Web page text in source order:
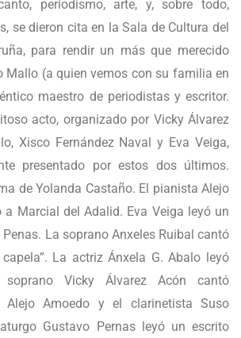
periodismo, arte, y, sobre todo,
se dieron cita en la Sala de Cultura del
para rendir un más que merecido
Mallo (a quien vemos con su familia en
maestro de periodistas y escritor.
acto, organizado por Vicky Álvarez
Xisco Fernández Naval y Eva Veiga,
presentado por estos dos últimos.
de Yolanda Castaño. El pianista Alejo
a Marcial del Adalid. Eva Veiga leyó un
La soprano Anxeles Ruibal cantó
La actriz Ánxela G. Abalo leyó
Vicky Álvarez Acón cantó
Alejo Amoedo y el clarinetista Suso
Gustavo Pernas leyó un escrito